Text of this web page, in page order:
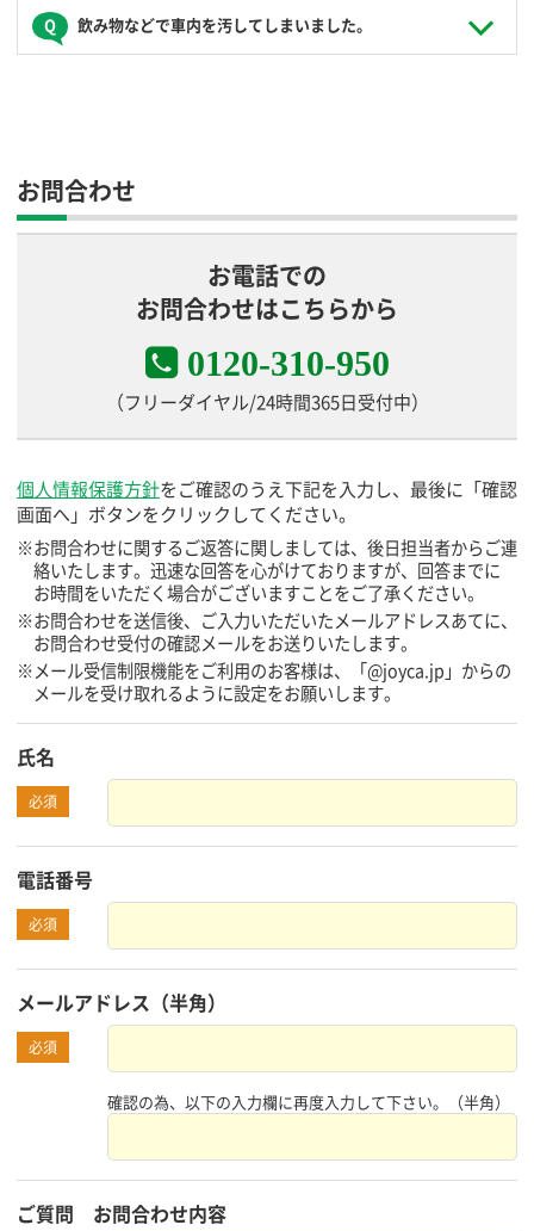
事故相手先との交渉は全て保険会社が行います。お客様自身
で示談交渉はされないようお願いします。もし示談交渉をさ
れた場合、保険金が出ない場合があります。
ご利用中に放置駐車違反の確認標章が取り付けられた場合
は、コールセンター（0120-310-950）までその旨の連絡をい
ただいた後、ご帰着までに管轄警察署で所定の手続きを済ま
飲み物などで車内を汚してしまいました。
お問合わせ
お電話での
お問合わせはこちらから
0120-310-950
（フリーダイヤル/24時間365日受付中）
個人情報保護方針をご確認のうえ下記を入力し、最後に「確認
画面へ」ボタンをクリックしてください。
※お問合わせに関するご返答に関しましては、後日担当者からご連
絡いたします。迅速な回答を心がけておりますが、回答までに
お時間をいただく場合がございますことをご了承ください。
※お問合わせを送信後、ご入力いただいたメールアドレスあてに、
お問合わせ受付の確認メールをお送りいたします。
※メール受信制限機能をご利用のお客様は、「@joyca.jp」からの
メールを受け取れるように設定をお願いします。
氏名
必須
電話番号
必須
メールアドレス （半角）
必須
確認の為、以下の入力欄に再度入力して下さい。 （半角）
ご質問 お問合わせ内容